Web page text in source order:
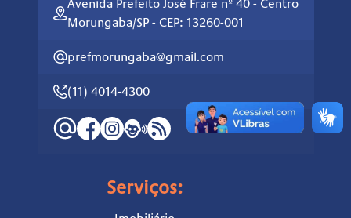
Avenida Prefeito José Frare nº 40 - Centro
Morungaba/SP - CEP: 13260-001
prefmorungaba@gmail.com
(11) 4014-4300
Serviços: